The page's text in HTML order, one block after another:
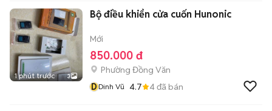
1 phút trước 3
Bộ điều khiển cửa cuốn Hunonic
Mới
850.000 đ
Phường Đồng Văn
DDinh Vũ 4.7 4đã bán